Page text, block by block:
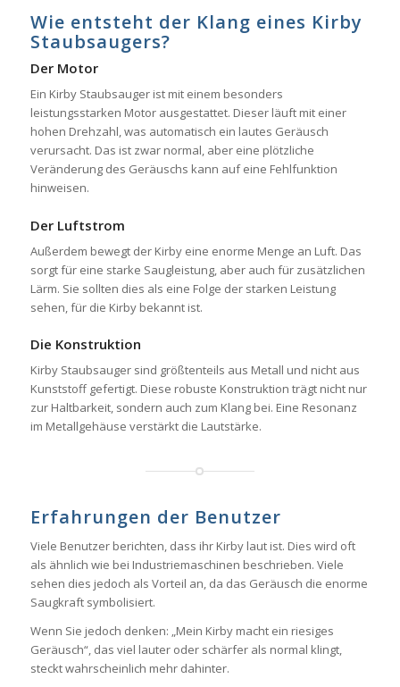
Wie entsteht der Klang eines Kirby
Staubsaugers?
Der Motor
Ein Kirby Staubsauger ist mit einem besonders
leistungsstarken Motor ausgestattet. Dieser läuft mit einer
hohen Drehzahl, was automatisch ein lautes Geräusch
verursacht. Das ist zwar normal, aber eine plötzliche
Veränderung des Geräuschs kann auf eine Fehlfunktion
hinweisen.
Der Luftstrom
Außerdem bewegt der Kirby eine enorme Menge an Luft. Das
sorgt für eine starke Saugleistung, aber auch für zusätzlichen
Lärm. Sie sollten dies als eine Folge der starken Leistung
sehen, für die Kirby bekannt ist.
Die Konstruktion
Kirby Staubsauger sind größtenteils aus Metall und nicht aus
Kunststoff gefertigt. Diese robuste Konstruktion trägt nicht nur
zur Haltbarkeit, sondern auch zum Klang bei. Eine Resonanz
im Metallgehäuse verstärkt die Lautstärke.
Erfahrungen der Benutzer
Viele Benutzer berichten, dass ihr Kirby laut ist. Dies wird oft
als ähnlich wie bei Industriemaschinen beschrieben. Viele
sehen dies jedoch als Vorteil an, da das Geräusch die enorme
Saugkraft symbolisiert.
Wenn Sie jedoch denken: „Mein Kirby macht ein riesiges
Geräusch“, das viel lauter oder schärfer als normal klingt,
steckt wahrscheinlich mehr dahinter.